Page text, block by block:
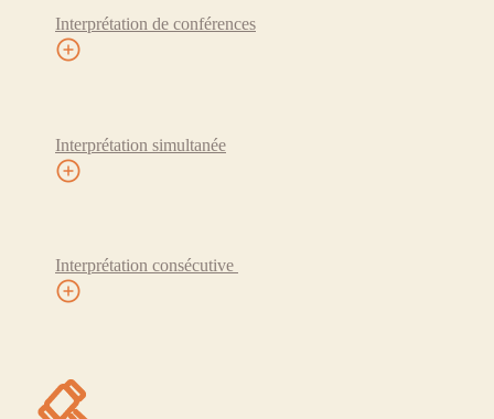
Interprétation de conférences
Interprétation simultanée
Interprétation consécutive